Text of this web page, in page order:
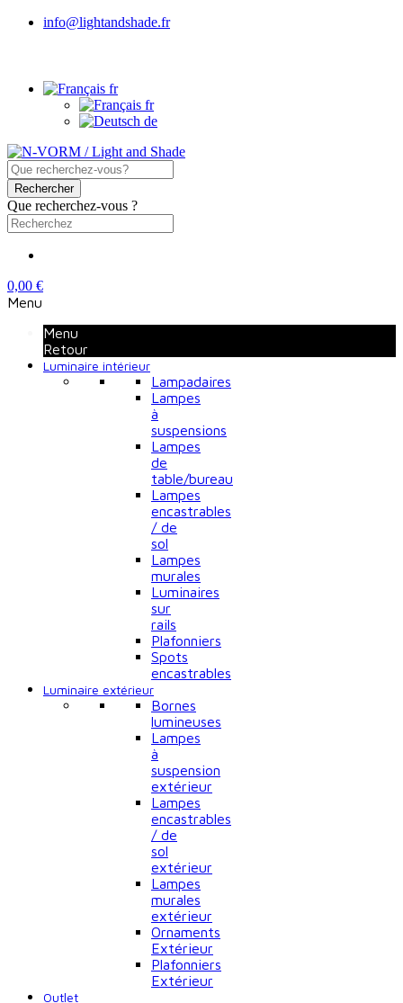
info@lightandshade.fr
fr
fr
de
Rechercher
Que recherchez-vous ?
0,00 €
Menu
Menu
Retour
Luminaire intérieur
Lampadaires
Lampes
à
suspensions
Lampes
de
table/bureau
Lampes
encastrables
/ de
sol
Lampes
murales
Luminaires
sur
rails
Plafonniers
Spots
encastrables
Luminaire extérieur
Bornes
lumineuses
Lampes
à
suspension
extérieur
Lampes
encastrables
/ de
sol
extérieur
Lampes
murales
extérieur
Ornaments
Extérieur
Plafonniers
Extérieur
Outlet